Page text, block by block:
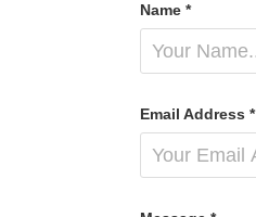
Name *
Email Address *